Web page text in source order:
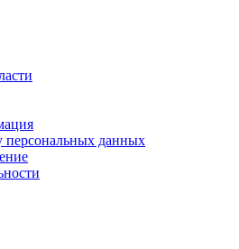
персональных данных